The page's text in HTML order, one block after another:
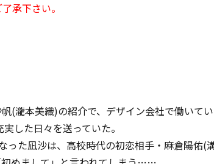
承下さい。
瀧本美織)の紹介で、デザイン会社で働いてい
した日々を送っていた。
た凪沙は、高校時代の初恋相手・麻倉陽佑(